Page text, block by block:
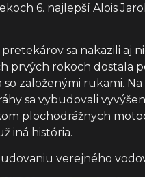
6. najlepší Alois
sa nakazili aj
prvých rokoch dostala
založenými rukami. Na
sa vybudovali
plochodrážnych
iná história.
verejného